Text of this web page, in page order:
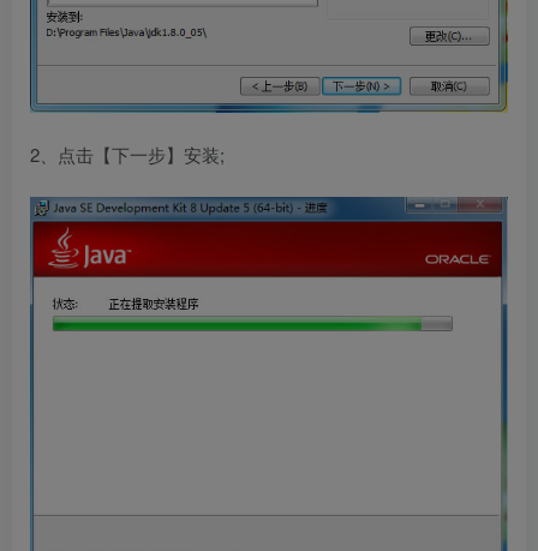
2、点击【下一步】安装;